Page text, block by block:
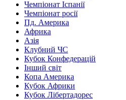
Чемпіонат Іспанії
Чемпіонат росії
Пд. Америка
Африка
Азія
Клубний ЧС
Кубок Конфедерацій
Інший світ
Копа Америка
Кубок Африки
Кубок Лібертадорес